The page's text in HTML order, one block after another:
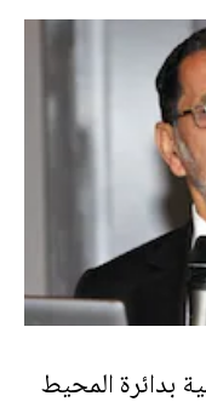
بدائرة المحيط